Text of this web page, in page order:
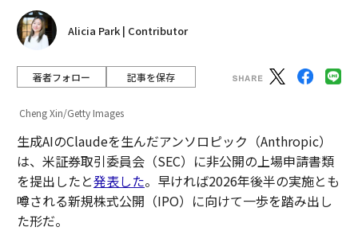
Alicia Park | Contributor
著者フォロー 記事を保存
Cheng Xin/Getty Images
生成AIのClaudeを生んだアンソロピック（Anthropic）
は、米証券取引委員会（SEC）に非公開の上場申請書類
を提出したと発表した。早ければ2026年後半の実施とも
噂される新規株式公開（IPO）に向けて一歩を踏み出し
た形だ。